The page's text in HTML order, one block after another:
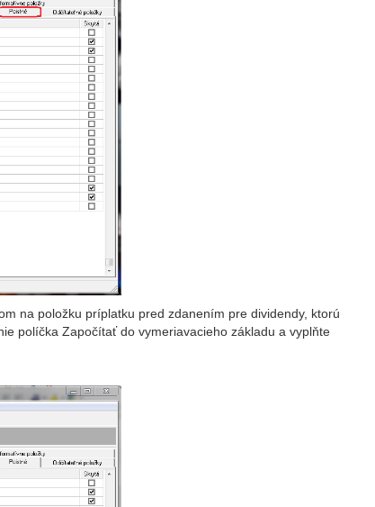
na položku príplatku pred zdanením pre dividendy, ktorú
políčka Započítať do vymeriavacieho základu a vyplňte